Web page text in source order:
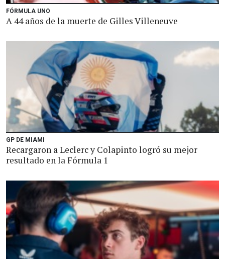
FÓRMULA UNO
A 44 años de la muerte de Gilles Villeneuve
GP DE MIAMI
Recargaron a Leclerc y Colapinto logró su mejor
resultado en la Fórmula 1